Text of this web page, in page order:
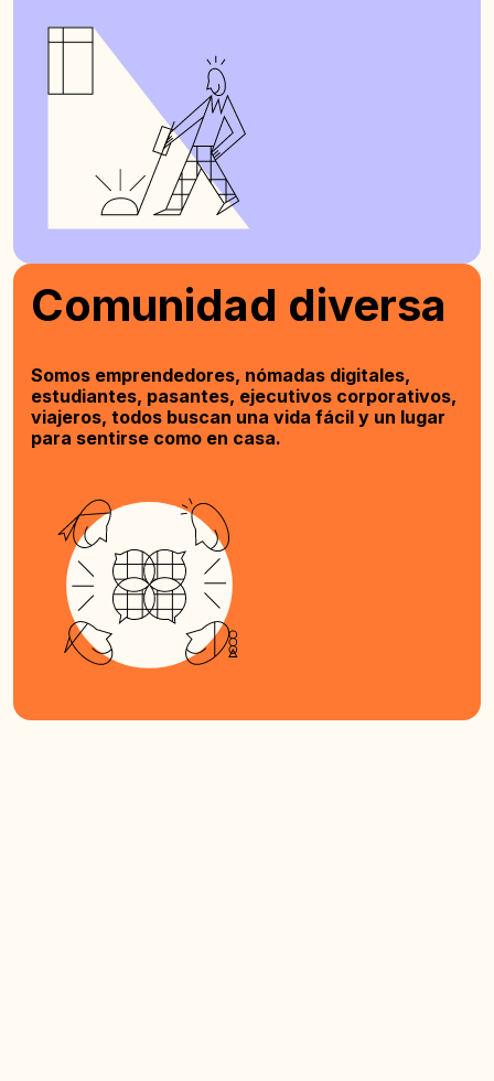
Comunidad diversa
Somos emprendedores, nómadas digitales,
estudiantes, pasantes, ejecutivos corporativos,
viajeros, todos buscan una vida fácil y un lugar
para sentirse como en casa.